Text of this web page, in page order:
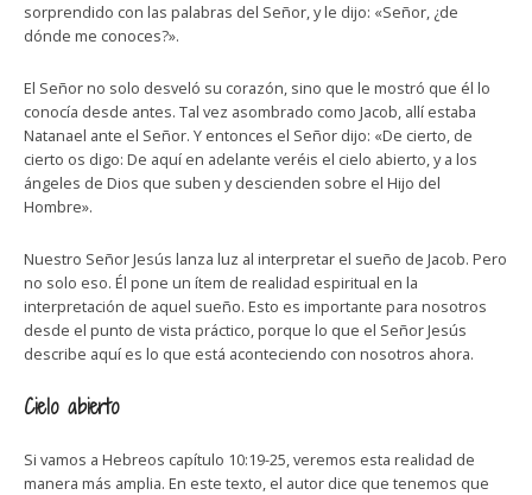
sorprendido con las palabras del Señor, y le dijo: «Señor, ¿de
dónde me conoces?».
El Señor no solo desveló su corazón, sino que le mostró que él lo
conocía desde antes. Tal vez asombrado como Jacob, allí estaba
Natanael ante el Señor. Y entonces el Señor dijo: «De cierto, de
cierto os digo: De aquí en adelante veréis el cielo abierto, y a los
ángeles de Dios que suben y descienden sobre el Hijo del
Hombre».
Nuestro Señor Jesús lanza luz al interpretar el sueño de Jacob. Pero
no solo eso. Él pone un ítem de realidad espiritual en la
interpretación de aquel sueño. Esto es importante para nosotros
desde el punto de vista práctico, porque lo que el Señor Jesús
describe aquí es lo que está aconteciendo con nosotros ahora.
Cielo abierto
Si vamos a Hebreos capítulo 10:19-25, veremos esta realidad de
manera más amplia. En este texto, el autor dice que tenemos que